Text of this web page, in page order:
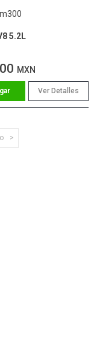
5.2L
MXN
Ver Detalles